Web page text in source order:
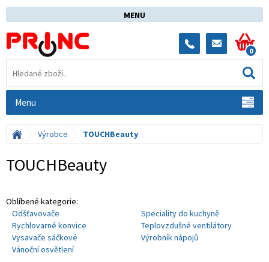
MENU
0
Menu
Výrobce TOUCHBeauty
TOUCHBeauty
Oblíbené kategorie:
Odšťavovače
Speciality do kuchyně
Rychlovarné konvice
Teplovzdušné ventilátory
Vysavače sáčkové
Výrobník nápojů
Vánoční osvětlení